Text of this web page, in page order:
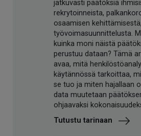
jatkuvasti päätöksiä
rekrytoinneista,
osaamisen kehittämisestä,
työvoimasuunnittelusta.
kuinka moni näistä
perustuu dataan? Tämä
avaa, mitä
käytännössä tarkoittaa,
se tuo ja miten hajallaan
data muutetaan
ohjaavaksi
Tutustu tarinaan